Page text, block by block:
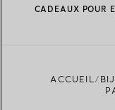
CADEAUX POUR
ACCUEIL